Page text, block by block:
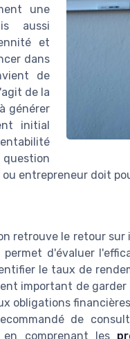
une
aussi
et
dans
de
de la
générer
initial
entrepreneur doit
retrouve le retour sur
d'évaluer
le taux de
important de
obligations
de
comprenant les